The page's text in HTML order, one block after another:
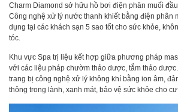
Charm Diamond sở hữu hồ bơi điện phân muối
Công nghệ xử lý nước thanh khiết bằng điện phân
dụng tại các khách sạn 5 sao tốt cho sức khỏe,
tóc.
Khu vực Spa trị liệu kết hợp giữa phương pháp
với các liệu pháp chườm thảo dược, tắm thảo
trang bị công nghệ xử lý không khí bằng ion âm,
thông trong lành, xanh mát, bảo vệ sức khỏe cho